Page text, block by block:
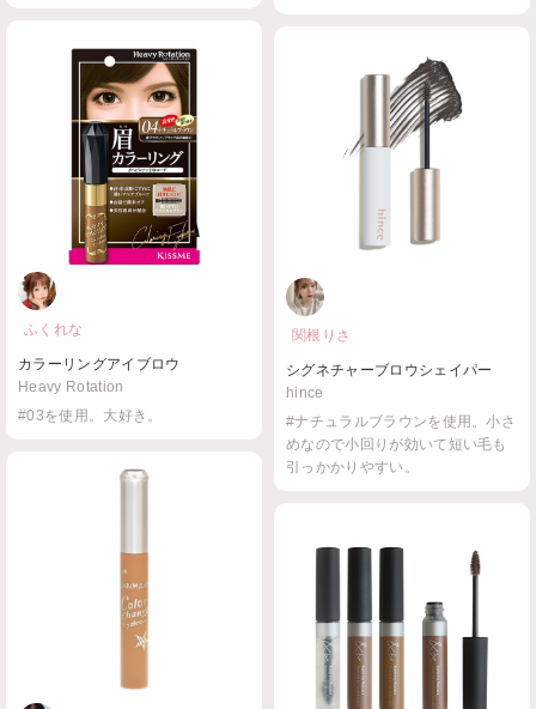
ふくれな
カラーリングアイブロウ
Heavy Rotation
#03を使用。大好き。
関根りさ
シグネチャーブロウシェイパー
hince
#ナチュラルブラウンを使用。小さ
めなので小回りが効いて短い毛も
引っかかりやすい。